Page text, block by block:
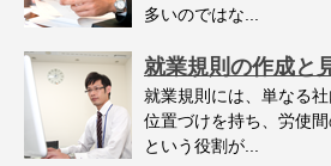
多いのではな...
就業規則の作成と
就業規則には、単なる
位置づけを持ち、労使
という役割が...